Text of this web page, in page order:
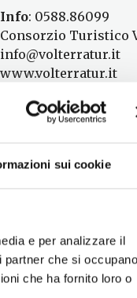
sui cookie
e per analizzare il
che si occupano
che ha fornito loro o
Info: 0588.86099
Consorzio Turistico
info@volterratur.it
www.volterratur.it